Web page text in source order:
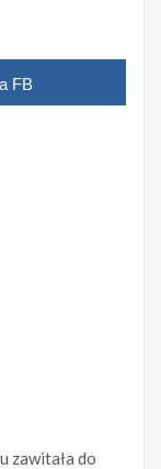
FB
zawitała do